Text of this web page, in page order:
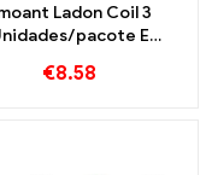
Ladon Coil 3
pacote E
Personalizado
€8.58